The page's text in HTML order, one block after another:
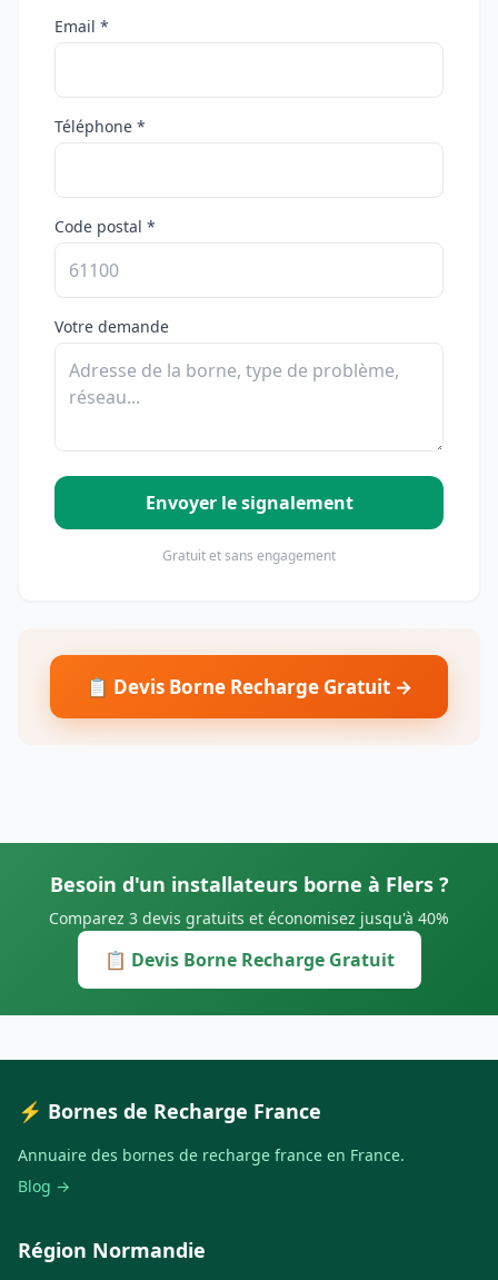
Email *
Téléphone *
Code postal *
Votre demande
Envoyer le signalement
Gratuit et sans engagement
📋 Devis Borne Recharge Gratuit →
Besoin d'un installateurs borne à Flers ?
Comparez 3 devis gratuits et économisez jusqu'à 40%
📋 Devis Borne Recharge Gratuit
⚡ Bornes de Recharge France
Annuaire des bornes de recharge france en France.
Blog →
Région Normandie